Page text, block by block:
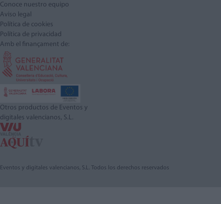
Conoce nuestro equipo
Aviso legal
Política de cookies
Política de privacidad
Amb el finançament de:
Otros productos de Eventos y
digitales valencianos, S.L.
Eventos y digitales valencianos, S.L. Todos los derechos reservados